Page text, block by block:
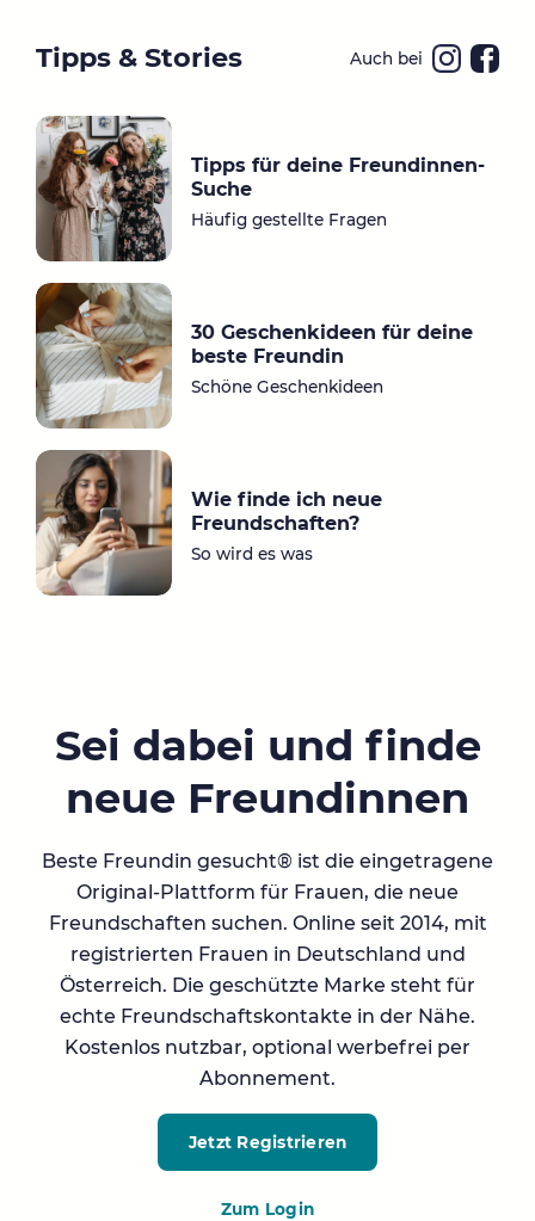
Tipps & Stories Auch bei
a
ok
Tipps für deine Freundinnen-
Suche
Häufig gestellte Fragen
30 Geschenkideen für deine
beste Freundin
Schöne Geschenkideen
Wie finde ich neue
Freundschaften?
So wird es was
Sei dabei und finde
neue Freundinnen
Beste Freundin gesucht® ist die eingetragene
Original-Plattform für Frauen, die neue
Freundschaften suchen. Online seit 2014, mit
registrierten Frauen in Deutschland und
Österreich. Die geschützte Marke steht für
echte Freundschaftskontakte in der Nähe.
Kostenlos nutzbar, optional werbefrei per
Abonnement.
Jetzt Registrieren
Zum Login